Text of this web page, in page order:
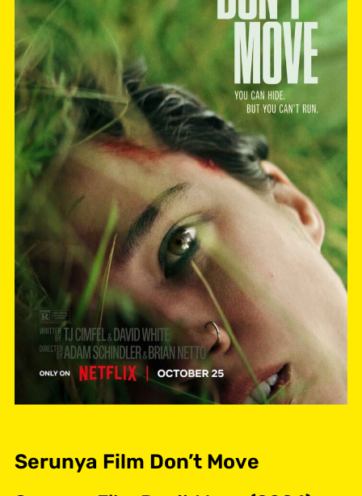
Serunya Film Don’t Move